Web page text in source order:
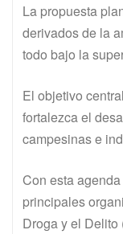
La propuesta
derivados de la
todo bajo la
El objetivo
fortalezca el
campesinas e
Con esta
principales
Droga y el